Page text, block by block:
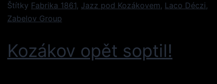
Štítky Fabrika 1861, Jazz pod Kozákovem, Laco Déczi,
Zabelov Group
Kozákov opět soptil!